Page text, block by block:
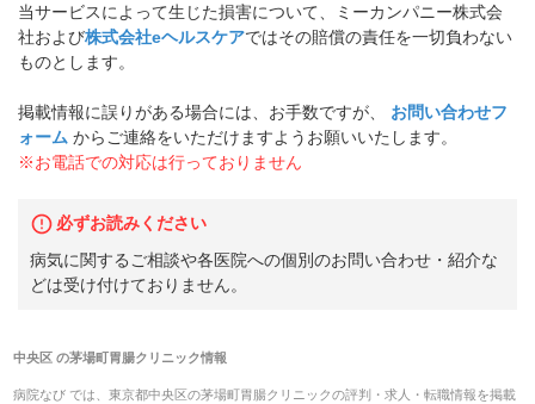
当サービスによって生じた損害について、ミーカンパニー株式会
社および株式会社eヘルスケアではその賠償の責任を一切負わない
ものとします。
掲載情報に誤りがある場合には、お手数ですが、
お問い合わせフ
ォーム からご連絡をいただけますようお願いいたします。
※お電話での対応は行っておりません
必ずお読みください
病気に関するご相談や各医院への個別のお問い合わせ・紹介な
どは受け付けておりません。
中央区の茅場町胃腸クリニック情報
病院なび では、 東京都中央区の茅場町胃腸クリニックの評判・求人・転職情報を掲載